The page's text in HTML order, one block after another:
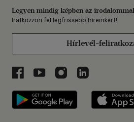
Legyen mindig képben az
Iratkozzon fel legfrissebb híreinkért!
Hírlevél-
Libri a Facebookon
Libri a Youtube-on
Libri azLibri a
Libri